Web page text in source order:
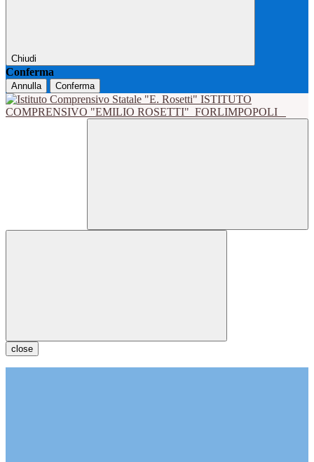
Chiudi
Conferma
Annulla Conferma
ISTITUTO
COMPRENSIVO "EMILIO ROSETTI" FORLIMPOPOLI
close